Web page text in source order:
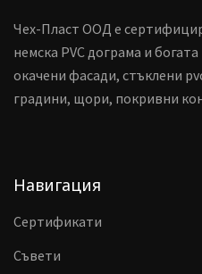
Чех-Пласт ООД е
немска PVC дограма и
окачени фасади, стъклени
градини, щори, покривни
Навигация
Сертификати
Съвети